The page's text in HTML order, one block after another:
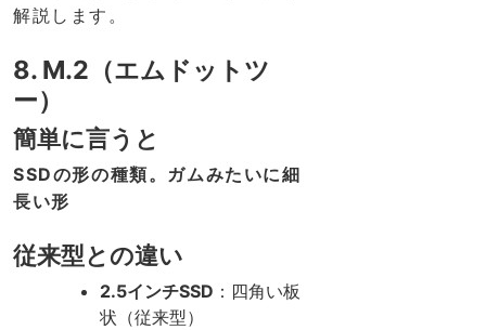
解説します。
8. M.2（エムドットツ
ー）
簡単に言うと
SSDの形の種類。ガムみたいに細
長い形
従来型との違い
2.5インチSSD ：四角い板
状（従来型）